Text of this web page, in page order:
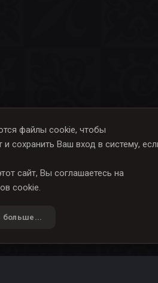
файлы cookie, чтобы
и сохранить Ваш вход в систему,
сайт, Вы соглашаетесь на
cookie.
больше...